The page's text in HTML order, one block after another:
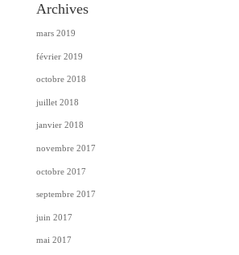
Archives
mars 2019
février 2019
octobre 2018
juillet 2018
janvier 2018
novembre 2017
octobre 2017
septembre 2017
juin 2017
mai 2017